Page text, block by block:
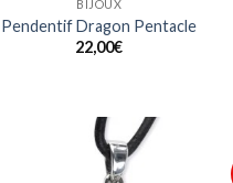
BIJOUX
Pendentif Dragon Pentacle
22,00€